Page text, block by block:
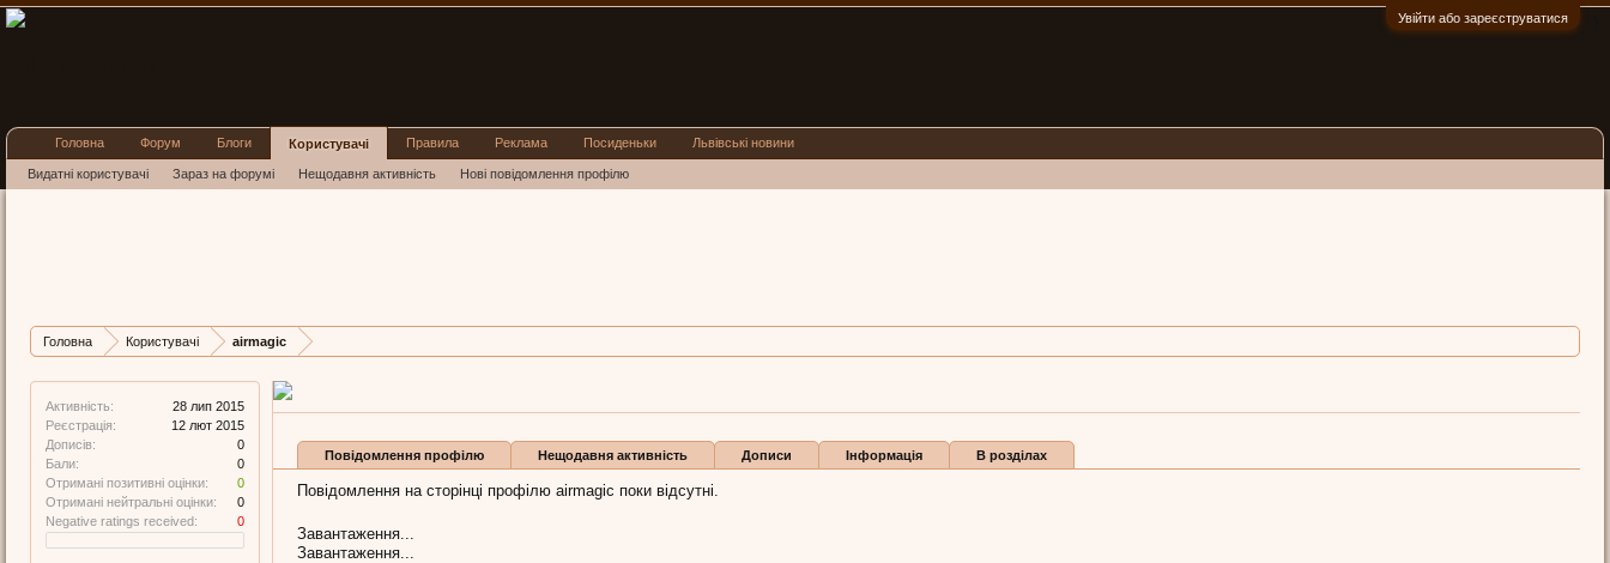
Увійти або зареєструватися
Головна Користувачі airmagic
Активність:
28 лип 2015
Реєстрація:
12 лют 2015
Дописів:
0
Бали:
0
Отримані позитивні оцінки:
0
Отримані нейтральні оцінки:
0
Negative ratings received:
0
Дописів
Карма Бали
Повідомлення профілю Нещодавня активність Дописи Інформація В розділах
Повідомлення на сторінці профілю airmagic поки відсутні.
Завантаження...
Завантаження...
Головна Форум Блоги Користувачі
Видатні користувачі Зараз на форумі Нещодавня активність Нові повідомлення профілю
Правила Реклама Посиденьки Львівські новини